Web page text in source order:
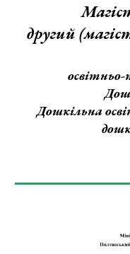
другий
освітньо-
Дошкільна